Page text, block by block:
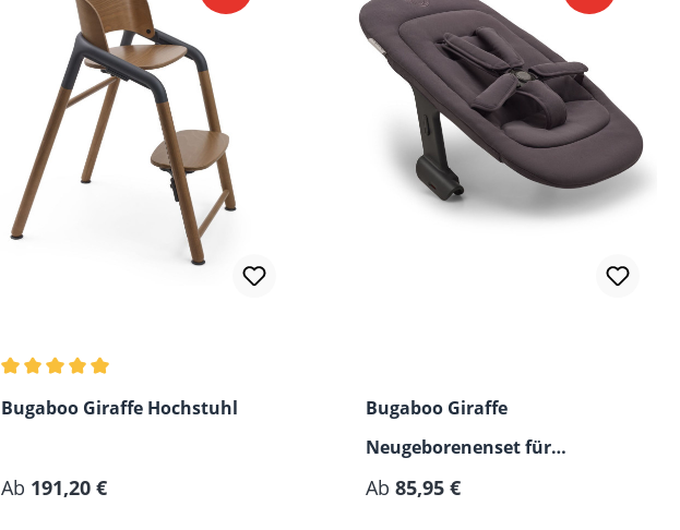
Bugaboo Giraffe Hochstuhl
Ab 191,20 €
Bugaboo Giraffe
Neugeborenenset für
Hochstuhl (0-6 Monate)
Regulärer Preis:
Ab 85,95 €